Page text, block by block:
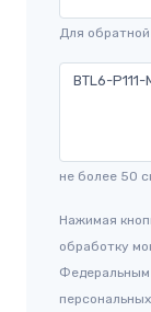
Для обратной
не более 50
Нажимая
обработку